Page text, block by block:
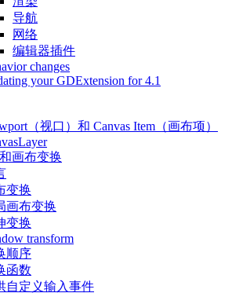
导航
网络
编辑器插件
changes
your GDExtension for 4.1
（视口）和 Canvas Item（画布项）
画布变换
变换
画布变换
变换
transform
顺序
函数
自定义输入事件